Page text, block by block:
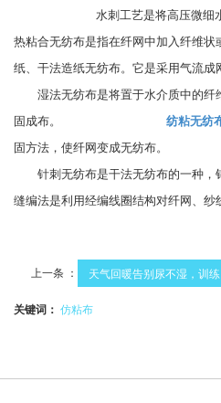
水刺工艺是将高压微细水流
热粘合无纺布是指在纤网中加入纤维
纸、干法造纸无纺布。它是采用气
湿法无纺布是将置于水介质中的纤
固成布。 纺粘无纺
固方法，使纤网变成无纺布。 　　
针刺无纺布是干法无纺布的一种，针
缝编法是利用经编线圈结构对纤网、
上一条 ： 天气回暖告别尿不湿，训练
关键词： 仿粘布